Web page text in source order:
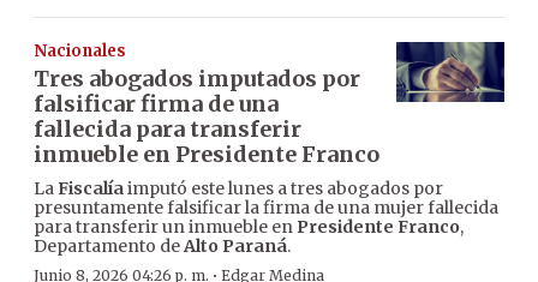
Nacionales
Tres abogados imputados por
falsificar firma de una
fallecida para transferir
inmueble en Presidente Franco
LaFiscalíaimputó este lunes a tres abogados por
presuntamente falsificar la firma de una mujer fallecida
para transferir un inmueble en Presidente Franco,
Departamento deAlto Paraná.
Junio 8, 2026 04:26 p. m. · Edgar Medina